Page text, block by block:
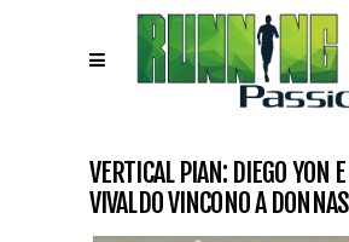
VERTICAL PIAN: DIEGO YON
VIVALDO VINCONO A DONNAS